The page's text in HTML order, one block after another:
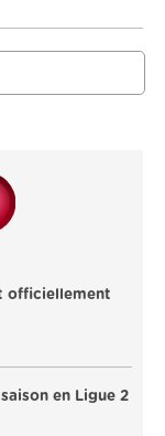
officiellement
en Ligue 2